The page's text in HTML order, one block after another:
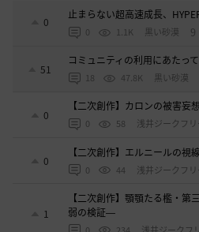
0
止まらない超高速成長、
黒い砂漠 9
コミュニティの利用にあたって
黒い砂漠
0
【二次創作】カロンの被害妄
0 58 浅井ジークフ
0
【二次創作】エルニールの視線
浅井ジークフ
1
【二次創作】顎顎たる檻・
弱の検証―
浅井ジークフ